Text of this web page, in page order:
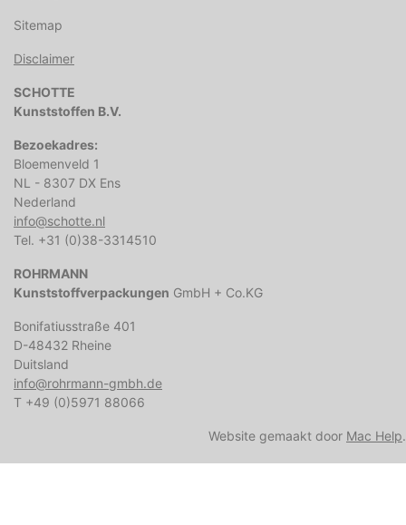
Sitemap
Disclaimer
SCHOTTE
Kunststoffen B.V.
Bezoekadres:
Bloemenveld 1
NL - 8307 DX Ens
Nederland
info@schotte.nl
Tel. +31 (0)38-3314510
ROHRMANN
Kunststoffverpackungen GmbH + Co.KG
Bonifatiusstraße 401
D-48432 Rheine
Duitsland
info@rohrmann-gmbh.de
T +49 (0)5971 88066
Website gemaakt door Mac Help.